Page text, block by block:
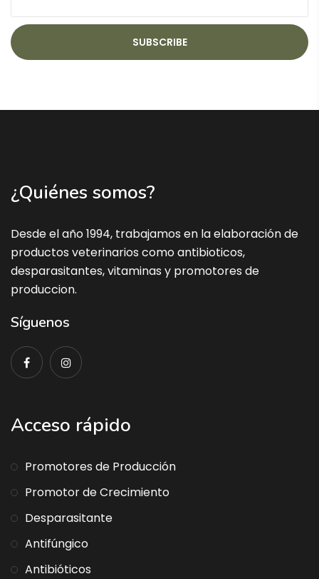
¿Quiénes somos?
Desde el año 1994, trabajamos en la elaboración de
productos veterinarios como antibioticos,
desparasitantes, vitaminas y promotores de
produccion.
Síguenos
Acceso rápido
Promotores de Producción
Promotor de Crecimiento
Desparasitante
Antifúngico
Antibióticos